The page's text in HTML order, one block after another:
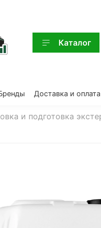
Каталог
Доставка и оплата
и подготовка